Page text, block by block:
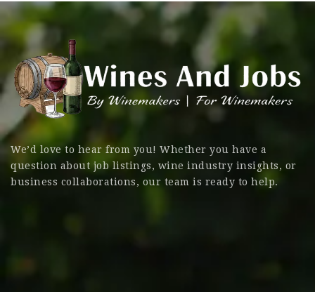
We’d love to hear from you! Whether you have a
question about job listings, wine industry insights, or
business collaborations, our team is ready to help.